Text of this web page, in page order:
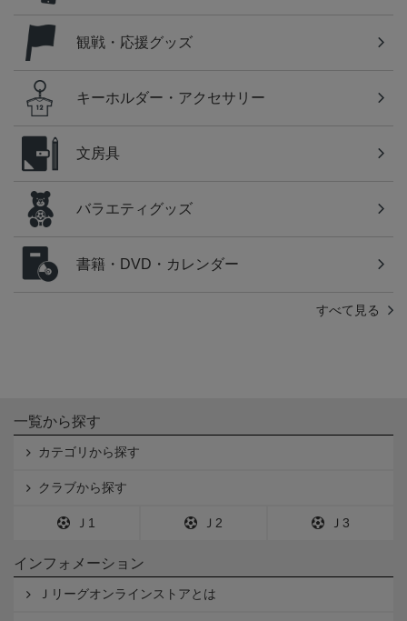
観戦・応援グッズ
キーホルダー・アクセサリー
文房具
バラエティグッズ
書籍・DVD・カレンダー
すべて見る
一覧から探す
カテゴリから探す
クラブから探す
Ｊ1 Ｊ2 Ｊ3
インフォメーション
Ｊリーグオンラインストアとは